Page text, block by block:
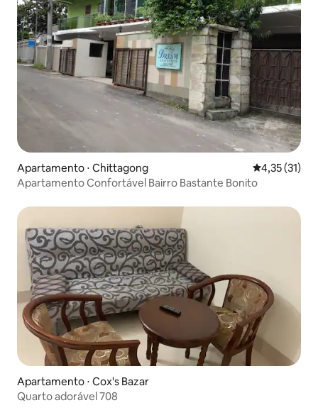
Apartamento ⋅ Chittagong 4,35 de uma
4,35 (31)
Apartamento Confortável Bairro Bastante Bonito
Apartamento ⋅ Cox's Bazar
Quarto adorável 708